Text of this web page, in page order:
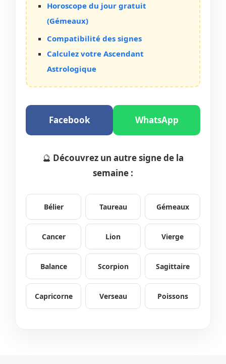
Horoscope du jour gratuit
(Gémeaux)
Compatibilité des signes
Calculez votre Ascendant
Astrologique
Facebook WhatsApp
🔮 Découvrez un autre signe de la
semaine :
Bélier Taureau Gémeaux
Cancer Lion Vierge
Balance Scorpion Sagittaire
Capricorne Verseau Poissons